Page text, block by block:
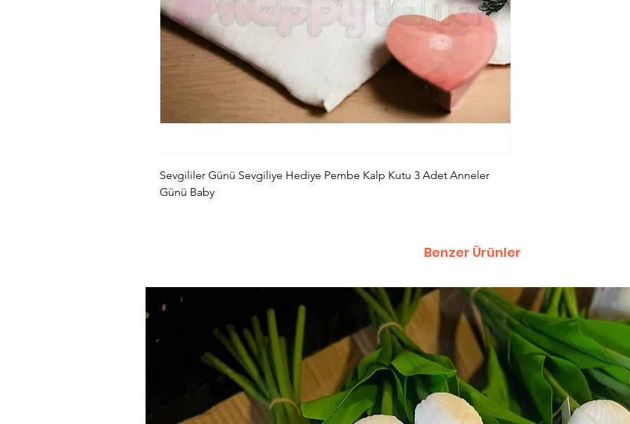
Sevgililer Günü Sevgiliye Hediye Pembe Kalp Kutu 3 Adet Anneler
Günü Baby
Benzer Ürünler